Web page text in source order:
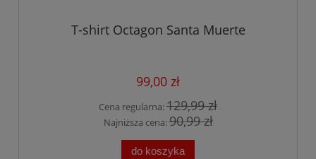
T-shirt Octagon Santa Muerte
99,00 zł
Cena regularna:129,99 zł
Najniższa cena:90,99 zł
do koszyka